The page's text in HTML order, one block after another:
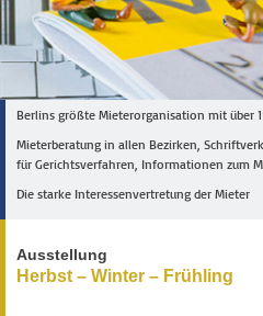
Berlins größte Mieterorganisation mit über
Mieterberatung in allen Bezirken,
für Gerichtsverfahren, Informationen zum
Die starke Interessenvertretung der Mieter
Ausstellung
Herbst – Winter – Frühling